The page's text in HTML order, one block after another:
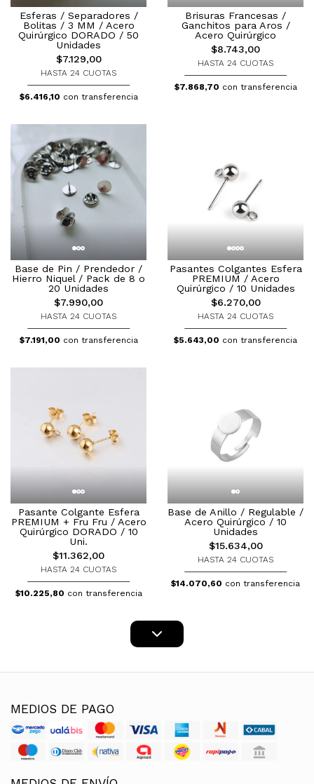
Esferas / Separadores /
Bolitas / 3 MM / Acero
Quirúrgico DORADO / 50
Unidades
$7.129,00
HASTA 24 CUOTAS
$6.416,10 con transferencia
Brisuras Francesas /
Ganchitos para Aros /
Acero Quirúrgico
$8.743,00
HASTA 24 CUOTAS
$7.868,70 con transferencia
Base de Pin / Prendedor /
Hierro Niquel / Pack de 8 o
20 Unidades
$7.990,00
HASTA 24 CUOTAS
$7.191,00 con transferencia
Pasantes Colgantes Esfera
PREMIUM / Acero
Quirúrgico / 10 Unidades
$6.270,00
HASTA 24 CUOTAS
$5.643,00 con transferencia
Pasante Colgante Esfera
PREMIUM + Fru Fru / Acero
Quirúrgico DORADO / 10
Uni.
$11.362,00
HASTA 24 CUOTAS
$10.225,80 con transferencia
Base de Anillo / Regulable /
Acero Quirúrgico / 10
Unidades
$15.634,00
HASTA 24 CUOTAS
$14.070,60 con transferencia
MEDIOS DE PAGO